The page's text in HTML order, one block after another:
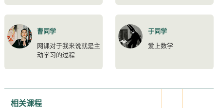
曹同学
网课对于我来说就是主
动学习的过程
于同学
爱上数学
相关课程